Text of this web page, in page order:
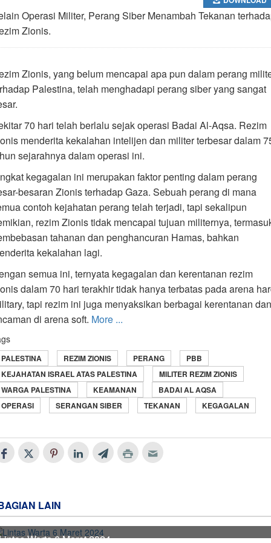
Operasi Militer, Perang Siber Menambah Tekanan
Zionis.
Zionis, yang belum mencapai apa pun dalam perang
Palestina, telah menghadapi perang siber yang sangat
70 hari telah berlalu sejak operasi Badai Al-Aqsa. Rezim
menderita kekalahan intelijen dan militer terbesar dalam
sejarahnya dalam operasi ini.
kegagalan ini merupakan faktor penting dalam perang
besaran Zionis terhadap Gaza. Sebuah perang di mana
contoh kejahatan perang telah terjadi, tapi sekalipun
rezim Zionis tidak mencapai tujuan militernya,
tahanan dan penghancuran Hamas, bahkan
kekalahan lagi.
semua ini, ternyata kegagalan dan kerentanan rezim
dalam 70 hari terakhir tidak hanya terbatas pada arena
tapi rezim ini juga menyaksikan berbagai kerentanan dan
di arena soft. More ...
PALESTINA REZIM ZIONIS PERANG
PBB
KEJAHATAN ISRAEL ATAS PALESTINA
MILITER REZIM ZIONIS
WARGA PALESTINA
KEAMANAN
BADAI AL AQSA
OPERASI
SERANGAN SIBER TEKANAN KEGAGALAN
LAIN
Warta 6 Maret 2024